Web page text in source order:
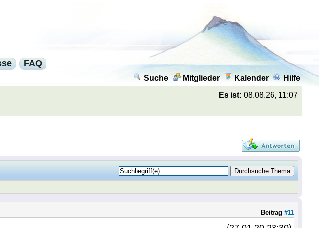
FAQ
Suche Mitglieder Kalender Hilfe
Es ist: 08.08.26, 11:07
Beitrag #11